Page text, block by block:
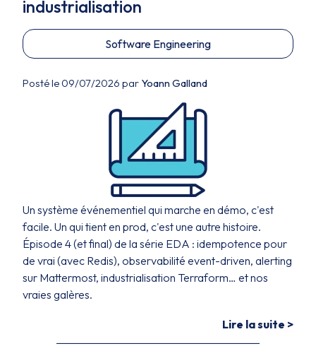
industrialisation
Software Engineering
Posté le 09/07/2026 par Yoann Galland
Un système événementiel qui marche en démo, c'est
facile. Un qui tient en prod, c'est une autre histoire.
Épisode 4 (et final) de la série EDA : idempotence pour
de vrai (avec Redis), observabilité event-driven, alerting
sur Mattermost, industrialisation Terraform… et nos
vraies galères.
Lire la suite >